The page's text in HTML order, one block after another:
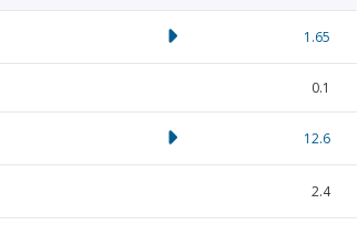
1.65
0.1
12.6
2.4